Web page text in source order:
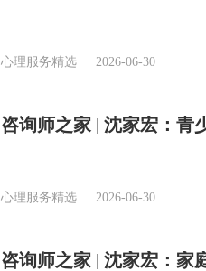
心理服务精选 2026-06-30
咨询师之家 | 沈家宏：青
心理服务精选 2026-06-30
咨询师之家 | 沈家宏：家